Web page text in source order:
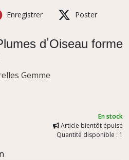
Enregistrer Poster
d'Oiseau forme
Gemme
En stock
Article bientôt épuisé
Quantité disponible : 1